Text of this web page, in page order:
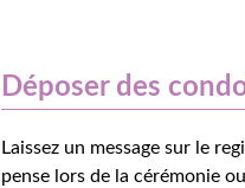
Déposer des
Laissez un message sur le
pense lors de la cérémonie